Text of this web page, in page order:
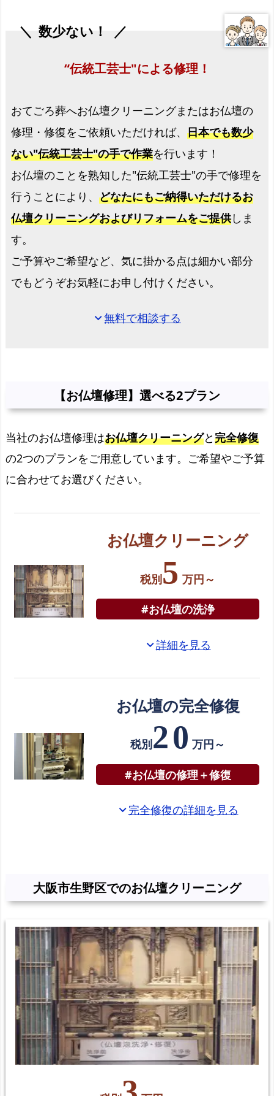
士"に
る
修
【お
仏
壇
理】
選
べ
プ
ラ
大
野
区
の
お
壇
ー
野
に
壇
完
【大
生
野
区】
対
応
町
域
数少ない！
“伝統工芸士"による修理！
おてごろ葬へお仏壇クリーニングまたはお仏壇の
修理・修復をご依頼いただければ、 日本でも数少
ない"伝統工芸士"の手で作業を行います！
お仏壇のことを熟知した"伝統工芸士"の手で修理を
行うことにより、 どなたにもご納得いただけるお
仏壇クリーニングおよびリフォームをご提供しま
す。
ご予算やご希望など、気に掛かる点は細かい部分
でもどうぞお気軽にお申し付けください。
expand_more無料で相談する
【お仏壇修理】選べる2プラン
当社のお仏壇修理はお仏壇クリーニングと完全修復
の2つのプランをご用意しています。ご希望やご予算
に合わせてお選びください。
お仏壇クリーニング
税別5 万円～
#お仏壇の洗浄
expand_more詳細を見る
お仏壇の完全修復
税別 20 万円～
#お仏壇の修理＋修復
expand_more完全修復の詳細を見る
大阪市生野区でのお仏壇クリーニング